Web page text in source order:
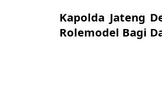
Kapolda Jateng
Rolemodel Bagi